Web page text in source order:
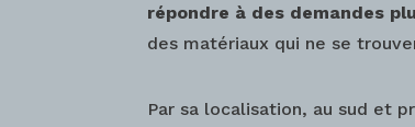
répondre à des demandes
des matériaux qui ne se
Par sa localisation, au sud et